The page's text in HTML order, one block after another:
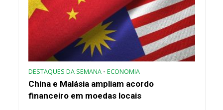
DESTAQUES DA SEMANA • ECONOMIA
China e Malásia ampliam acordo
financeiro em moedas locais